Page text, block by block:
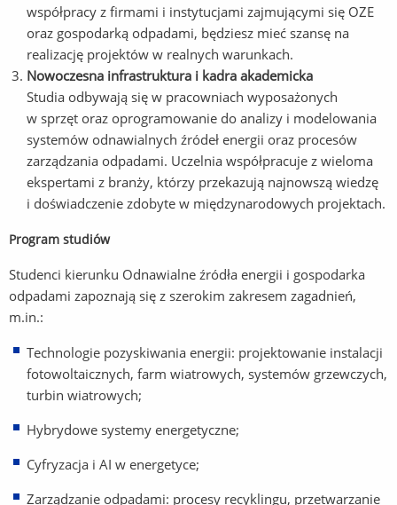
współpracy z firmami i instytucjami zajmującymi się OZE
oraz gospodarką odpadami, będziesz mieć szansę na
realizację projektów w realnych warunkach.
Nowoczesna infrastruktura i kadra akademicka
Studia odbywają się w pracowniach wyposażonych
w sprzęt oraz oprogramowanie do analizy i modelowania
systemów odnawialnych źródeł energii oraz procesów
zarządzania odpadami. Uczelnia współpracuje z wieloma
ekspertami z branży, którzy przekazują najnowszą wiedzę
i doświadczenie zdobyte w międzynarodowych projektach.
Program studiów
Studenci kierunku Odnawialne źródła energii i gospodarka
odpadami zapoznają się z szerokim zakresem zagadnień,
m.in.:
Technologie pozyskiwania energii: projektowanie instalacji
fotowoltaicznych, farm wiatrowych, systemów grzewczych,
turbin wiatrowych;
Hybrydowe systemy energetyczne;
Cyfryzacja i AI w energetyce;
Zarządzanie odpadami: procesy recyklingu, przetwarzanie